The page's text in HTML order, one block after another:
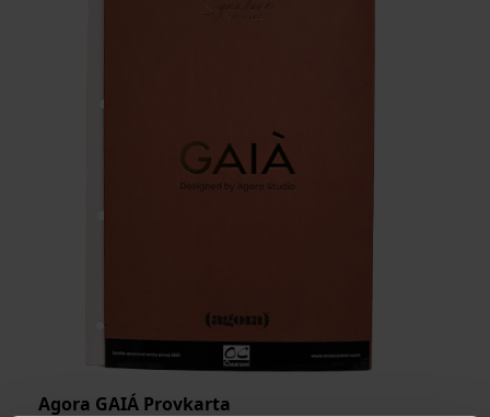
ARTIKELKOD:
Agora GAIÁ Provkarta